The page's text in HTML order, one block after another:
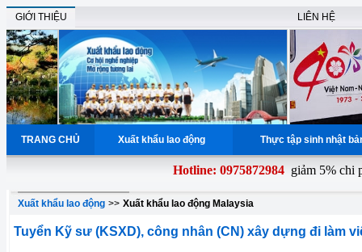
GIỚI THIỆU LIÊN HỆ
TRANG CHỦ Xuất khẩu lao động Thực tập sinh nhật
Hotline: 0975872984giảm 5% chi
Xuất khẩu lao động >> Xuất khẩu lao động Malaysia
Tuyển Kỹ sư (KSXD), công nhân (CN) xây dựng đi làm